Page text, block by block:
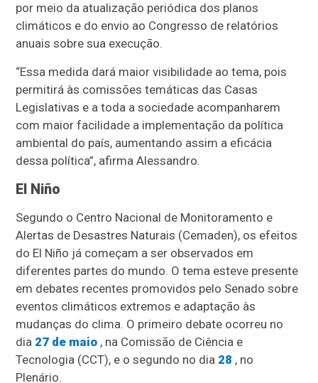
por meio da atualização periódica dos planos
climáticos e do envio ao Congresso de relatórios
anuais sobre sua execução.
“Essa medida dará maior visibilidade ao tema, pois
permitirá às comissões temáticas das Casas
Legislativas e a toda a sociedade acompanharem
com maior facilidade a implementação da política
ambiental do país, aumentando assim a eficácia
dessa política”, afirma Alessandro.
El Niño
Segundo o Centro Nacional de Monitoramento e
Alertas de Desastres Naturais (Cemaden), os efeitos
do El Niño já começam a ser observados em
diferentes partes do mundo. O tema esteve presente
em debates recentes promovidos pelo Senado sobre
eventos climáticos extremos e adaptação às
mudanças do clima. O primeiro debate ocorreu no
dia 27 de maio , na Comissão de Ciência e
Tecnologia (CCT), e o segundo no dia 28 , no
Plenário.